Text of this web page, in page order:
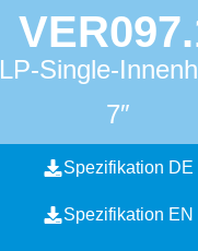
LP-Single-
7″
Spezifikation DE
Spezifikation EN